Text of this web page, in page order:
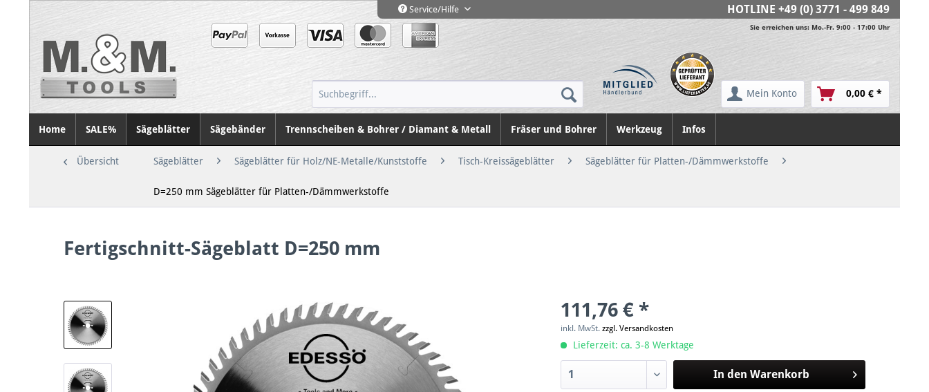
Service/Hilfe HOTLINE +49 (0) 3771 - 499 849
Sie erreichen uns: Mo.-Fr. 9:00 - 17:00 Uhr
Mein Konto 0,00 € *
Home SALE% Sägeblätter Sägebänder Trennscheiben & Bohrer / Diamant & Metall Fräser und Bohrer Werkzeug Infos
Übersicht Sägeblätter Sägeblätter für Holz/NE-Metalle/Kunststoffe Tisch-Kreissägeblätter Sägeblätter für Platten-/Dämmwerkstoffe
D=250 mm Sägeblätter für Platten-/Dämmwerkstoffe
Fertigschnitt-Sägeblatt D=250 mm
111,76 € *
inkl. MwSt.zzgl. Versandkosten
Lieferzeit: ca. 3-8 Werktage
In den Warenkorb